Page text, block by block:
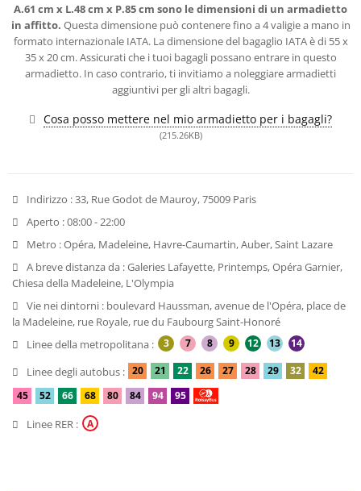
Indirizzo :33, Rue Godot de Mauroy, 75009 Paris
Aperto :08:00 - 22:00
Metro :Opéra, Madeleine, Havre-Caumartin, Auber, Saint Lazare
A breve distanza da :Galeries Lafayette, Printemps, Opéra Garnier,
Chiesa della Madeleine, L'Olympia
Vie nei dintorni : boulevard Haussman, avenue de l'Opéra, place de
la Madeleine, rue Royale, rue du Faubourg Saint-Honoré
Linee della metropolitana :
3 7 8 9 12 13 14
Linee degli autobus : 20 21 22 26 27 28 29 32
42
45
52 66 68 80 84 94 95 352
Linee RER : A
A.61 cm x L.48 cm x P.85 cm sono le dimensioni di un armadietto
in affitto. Questa dimensione può contenere fino a 4 valigie a mano in
formato internazionale IATA. La dimensione del bagaglio IATA è di 55 x
35 x 20 cm. Assicurati che i tuoi bagagli possano entrare in questo
armadietto. In caso contrario, ti invitiamo a noleggiare armadietti
aggiuntivi per gli altri bagagli.
Cosa posso mettere nel mio armadietto per i bagagli?
(215.26KB)